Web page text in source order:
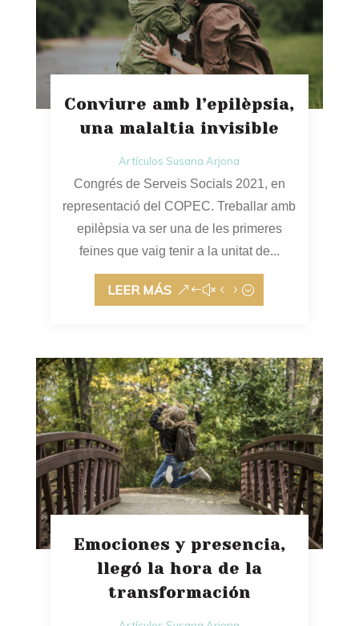
Conviure amb l’epilèpsia,
una malaltia invisible
Artículos Susana Arjona
Congrés de Serveis Socials 2021, en
representació del COPEC. Treballar amb
epilèpsia va ser una de les primeres
feines que vaig tenir a la unitat de...
LEER MÁS
Emociones y presencia,
llegó la hora de la
transformación